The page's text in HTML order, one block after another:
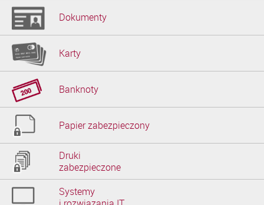
Dokumenty
Karty
Banknoty
Papier zabezpieczony
Druki
zabezpieczone
Systemy